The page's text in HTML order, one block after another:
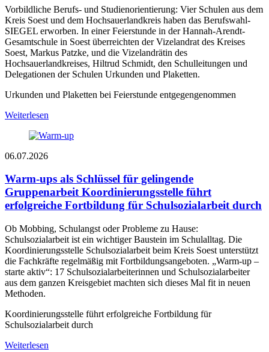
Vorbildliche Berufs- und Studienorientierung: Vier Schulen aus dem
Kreis Soest und dem Hochsauerlandkreis haben das Berufswahl-
SIEGEL erworben. In einer Feierstunde in der Hannah-Arendt-
Gesamtschule in Soest überreichten der Vizelandrat des Kreises
Soest, Markus Patzke, und die Vizelandrätin des
Hochsauerlandkreises, Hiltrud Schmidt, den Schulleitungen und
Delegationen der Schulen Urkunden und Plaketten.
Urkunden und Plaketten bei Feierstunde entgegengenommen
Weiterlesen
06.07.2026
Warm-ups als Schlüssel für gelingende
GruppenarbeitKoordinierungsstelle führt
erfolgreiche Fortbildung für Schulsozialarbeit durch
Ob Mobbing, Schulangst oder Probleme zu Hause:
Schulsozialarbeit ist ein wichtiger Baustein im Schulalltag. Die
Koordinierungsstelle Schulsozialarbeit beim Kreis Soest unterstützt
die Fachkräfte regelmäßig mit Fortbildungsangeboten. „Warm-up –
starte aktiv“: 17 Schulsozialarbeiterinnen und Schulsozialarbeiter
aus dem ganzen Kreisgebiet machten sich dieses Mal fit in neuen
Methoden.
Koordinierungsstelle führt erfolgreiche Fortbildung für
Schulsozialarbeit durch
Weiterlesen